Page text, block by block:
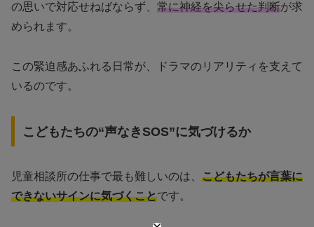
の思いで対応せねばならず、 常に神経を尖らせた判断が求
められます。
この緊迫感あふれる日常が、ドラマのリアリティを支えて
いるのです。
こどもたちの“声なきSOS”に気づけるか
児童相談所の仕事で最も難しいのは、 こどもたちが言葉に
できないサインに気づくことです。